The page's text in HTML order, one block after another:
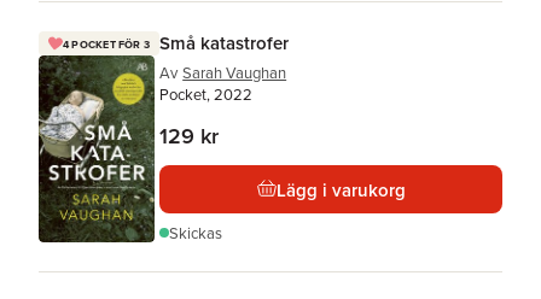
4 POCKET FÖR 3 Små katastrofer
Av Sarah Vaughan
Pocket, 2022
129 kr
Lägg i varukorg
Skickas